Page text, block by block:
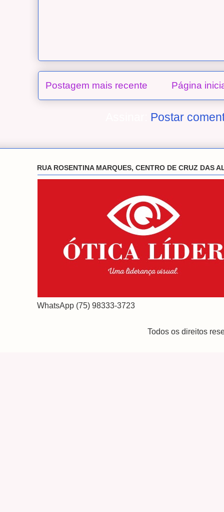
Postagem mais recente Página
Postar
RUA ROSENTINA MARQUES, CENTRO DE CRUZ DAS
WhatsApp (75) 98333-3723
Todos os direitos